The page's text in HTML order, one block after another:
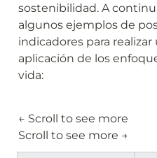
sostenibilidad. A
algunos ejemplos de
indicadores para
aplicación de los
vida:
← Scroll to see more
Scroll to see more →